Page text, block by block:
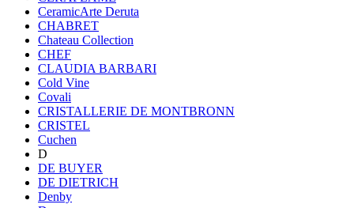
CeramicArte Deruta
CHABRET
Chateau Collection
CHEF
CLAUDIA BARBARI
Cold Vine
Covali
CRISTALLERIE DE MONTBRONN
CRISTEL
Cuchen
D
DE BUYER
DE DIETRICH
Denby